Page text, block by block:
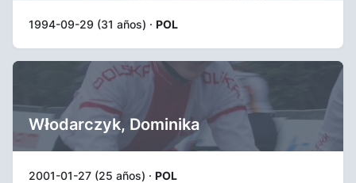
1994-09-29 (31 años) · POL
Włodarczyk, Dominika
2001-01-27 (25 años) · POL